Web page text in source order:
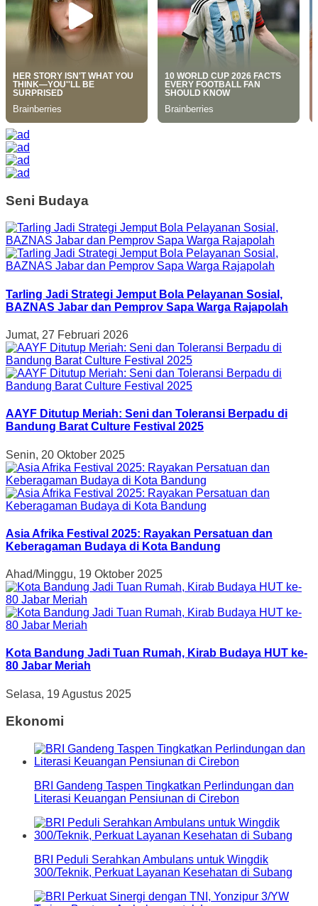
Seni Budaya
Tarling Jadi Strategi Jemput Bola Pelayanan Sosial,
BAZNAS Jabar dan Pemprov Sapa Warga Rajapolah
Jumat, 27 Februari 2026
AAYF Ditutup Meriah: Seni dan Toleransi Berpadu di
Bandung Barat Culture Festival 2025
Senin, 20 Oktober 2025
Asia Afrika Festival 2025: Rayakan Persatuan dan
Keberagaman Budaya di Kota Bandung
Ahad/Minggu, 19 Oktober 2025
Kota Bandung Jadi Tuan Rumah, Kirab Budaya HUT ke-
80 Jabar Meriah
Selasa, 19 Agustus 2025
Ekonomi
BRI Gandeng Taspen Tingkatkan Perlindungan dan
Literasi Keuangan Pensiunan di Cirebon
BRI Peduli Serahkan Ambulans untuk Wingdik
300/Teknik, Perkuat Layanan Kesehatan di Subang